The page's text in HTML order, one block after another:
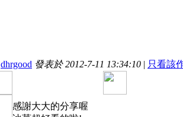
dhrgood 發表於 2012-7-11 13:34:10 | 只看該
感謝大大的分享喔